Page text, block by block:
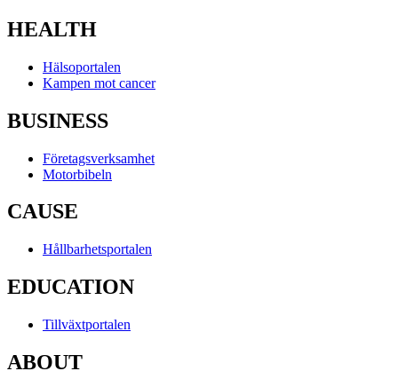
HEALTH
Hälsoportalen
Kampen mot cancer
BUSINESS
Företagsverksamhet
Motorbibeln
CAUSE
Hållbarhetsportalen
EDUCATION
Tillväxtportalen
ABOUT